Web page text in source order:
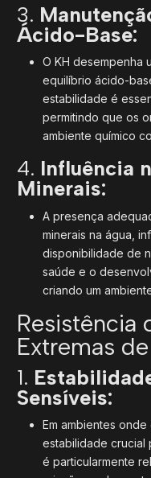
3.
Ácido-Base:
O KH desempenha
equilíbrio ácido-
estabilidade é
permitindo que os
ambiente químico
4. Influência
Minerais:
A presença
minerais na água,
disponibilidade de
saúde e o
criando um
Resistência
Extremas
1.
Sensíveis:
Em ambientes
estabilidade crucial
é particularmente